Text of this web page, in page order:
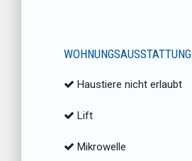
WOHNUNGSAUSSTATTUNG
Haustiere nicht erlaubt
Lift
Mikrowelle